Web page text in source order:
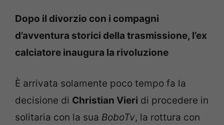
Dopo il divorzio con i compagni
d’avventura storici della trasmissione, l’ex
calciatore inaugura la rivoluzione
È arrivata solamente poco tempo fa la
decisione di Christian Vieri di procedere in
solitaria con la sua BoboTv, la rottura con